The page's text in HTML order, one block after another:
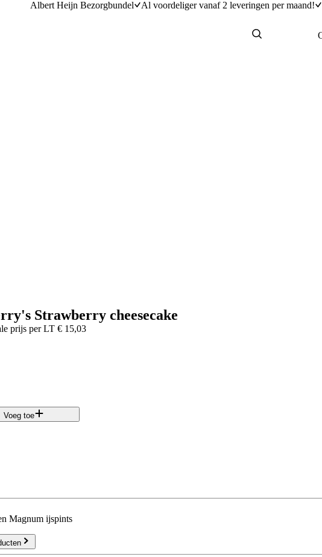
Albert Heijn Bezorgbundel Al voordeliger vanaf 2 leveringen per maand!
Strawberry cheesecake
prijs per LT€ 15,03
Voeg toe
Magnum ijspints